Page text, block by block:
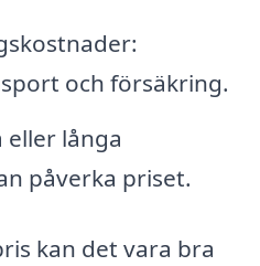
och försäkring.
långa
påverka priset.
kan det vara bra